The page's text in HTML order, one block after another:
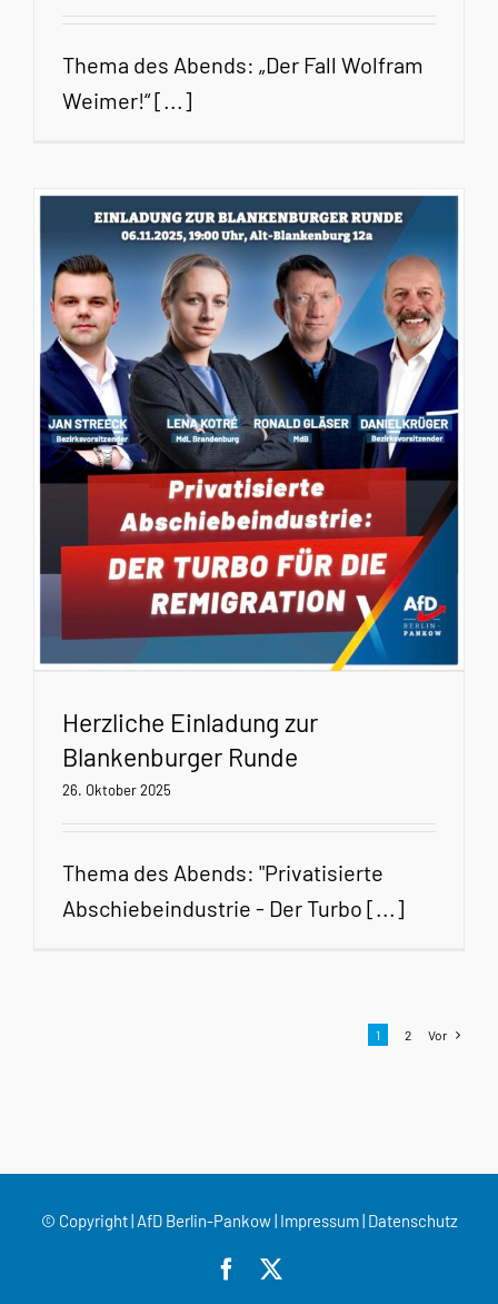
Thema des Abends: „Der Fall Wolfram
Weimer!“ [...]
Herzliche Einladung zur
Blankenburger Runde
26. Oktober 2025
Thema des Abends: "Privatisierte
Abschiebeindustrie - Der Turbo [...]
1 2 Vor
© Copyright | AfD Berlin-Pankow | Impressum| Datenschutz
Facebook